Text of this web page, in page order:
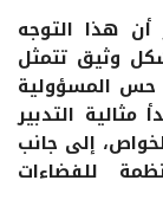
هذا التوجه
وثيق تتمثل
حس المسؤولية
مثالية التدبير
إلى جانب
للفضاءات